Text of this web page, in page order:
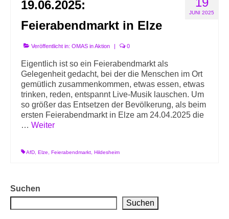
Info-Links gegen Rechts
JUNI 2025
19.06.2025:
Feierabendmarkt in Elze
Veröffentlicht in: OMAS in Aktion | 0
Eigentlich ist so ein Feierabendmarkt als
Gelegenheit gedacht, bei der die Menschen im Ort
gemütlich zusammenkommen, etwas essen, etwas
trinken, reden, entspannt Live-Musik lauschen. Um
so größer das Entsetzen der Bevölkerung, als beim
ersten Feierabendmarkt in Elze am 24.04.2025 die
… Weiter
AfD Elze Feierabendmarkt Hildesheim
Suchen
Suchen